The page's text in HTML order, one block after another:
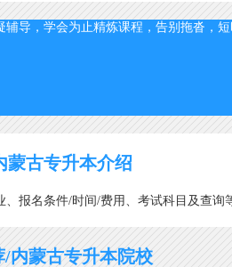
辅导，学会为止精炼课程，告别拖沓，
蒙古专升本介绍
报名条件/时间/费用、考试科目及查询
/内蒙古专升本院校